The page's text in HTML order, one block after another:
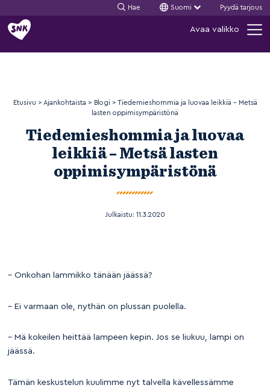
Siirry
sisältöön
Hae Suomi Pyydä tarjous
Avaa valikko
Etusivu > Ajankohtaista > Blogi > Tiedemieshommia ja luovaa leikkiä – Metsä
lasten oppimisympäristönä
Tiedemieshommia ja luovaa
leikkiä – Metsä lasten
oppimisympäristönä
Julkaistu: 11.3.2020
– Onkohan lammikko tänään jäässä?
– Ei varmaan ole, nythän on plussan puolella.
– Mä kokeilen heittää lampeen kepin. Jos se liukuu, lampi on
jäässä.
Tämän keskustelun kuulimme nyt talvella kävellessämme